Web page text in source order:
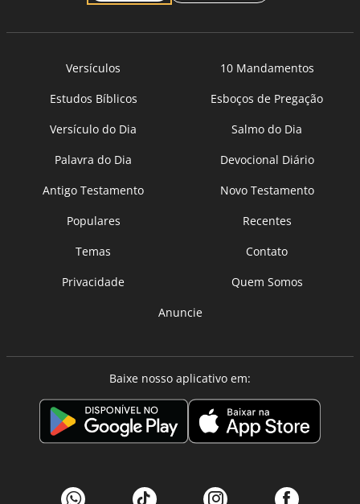
Versículos
10 Mandamentos
Estudos Bíblicos
Esboços de Pregação
Versículo do Dia
Salmo do Dia
Palavra do Dia
Devocional Diário
Antigo Testamento
Novo Testamento
Populares
Recentes
Temas
Contato
Privacidade
Quem Somos
Anuncie
Baixe nosso aplicativo em: